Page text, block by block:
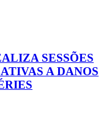
SESSÕES
A DANOS